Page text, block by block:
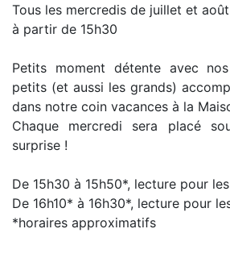
Tous les mercredis de juillet et août
à partir de 15h30
Petits moment détente avec
petits (et aussi les grands)
dans notre coin vacances à la
Chaque mercredi sera placé
surprise !
De 15h30 à 15h50*, lecture pour
De 16h10* à 16h30*, lecture pour
*horaires approximatifs